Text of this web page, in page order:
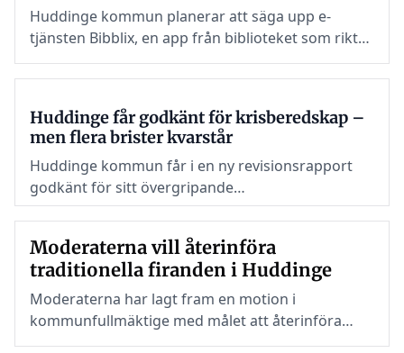
Huddinge kommun planerar att säga upp e-
tjänsten Bibblix, en app från biblioteket som riktar
sig till barn 6-12 år och som är tänkt att inspirera
till läsning på fritiden.
Huddinge får godkänt för krisberedskap –
men flera brister kvarstår
Huddinge kommun får i en ny revisionsrapport
godkänt för sitt övergripande
krisberedskapsarbete – men flera delar behöver
Moderaterna vill återinföra
traditionella firanden i Huddinge
Moderaterna har lagt fram en motion i
kommunfullmäktige med målet att återinföra
Valborgs- och midsommarfiranden i